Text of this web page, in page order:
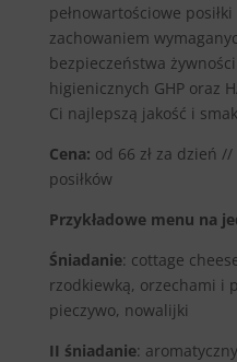
pełnowartościowe
zachowaniem
bezpieczeństwa
higienicznych GHP oraz
Ci najlepszą jakość i
Cena: od 66 zł za dzień
posiłków
Przykładowe menu na
Śniadanie: cottage
rzodkiewką, orzechami i
pieczywo, nowalijki
II śniadanie: